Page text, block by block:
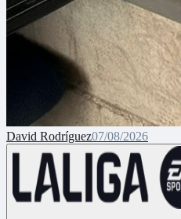
David Rodríguez07/08/2026